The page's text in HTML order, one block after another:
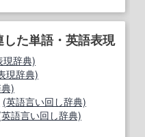
した単語・英語表現
現辞典)
現辞典)
)
(英語言い回し辞典)
語言い回し辞典)